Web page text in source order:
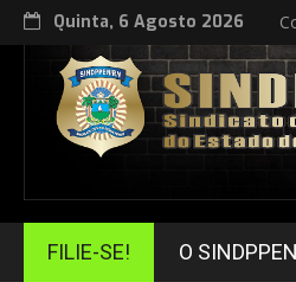
Quinta, 6 Agosto 2026
FILIE-SE! O SINDPPEN